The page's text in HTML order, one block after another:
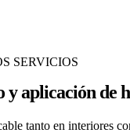
SERVICIOS
y aplicación de
tanto en interiores